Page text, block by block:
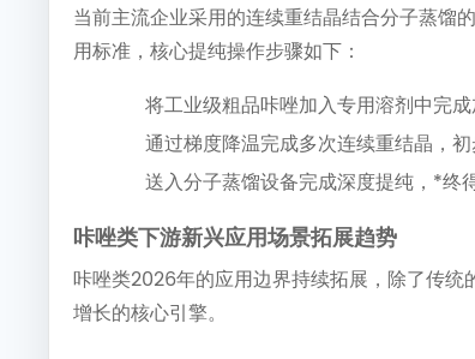
当前主流企业采用的连续重结晶结合分子蒸馏
用标准，核心提纯操作步骤如下：
将工业级粗品咔唑加入专用溶剂中完
通过梯度降温完成多次连续重结晶，
送入分子蒸馏设备完成深度提纯，*终
咔唑类下游新兴应用场景拓展趋势
咔唑类2026年的应用边界持续拓展，除了传
增长的核心引擎。